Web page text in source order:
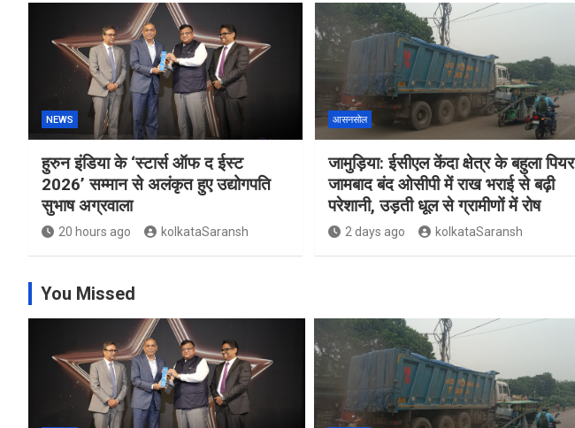
NEWS
हुरुन इंडिया के ‘स्टार्स ऑफ द ईस्ट
2026’ सम्मान से अलंकृत हुए उद्योगपति
सुभाष अग्रवाला
20 hours ago kolkataSaransh
आसनसोल
जामुड़िया: ईसीएल केंदा क्षेत्र के बहुला पियर
जामबाद बंद ओसीपी में राख भराई से बढ़ी
परेशानी, उड़ती धूल से ग्रामीणों में रोष
2 days ago kolkataSaransh
You Missed